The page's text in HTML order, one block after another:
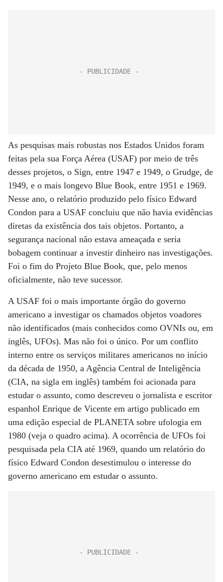
As pesquisas mais robustas nos Estados Unidos foram
feitas pela sua Força Aérea (USAF) por meio de três
desses projetos, o Sign, entre 1947 e 1949, o Grudge, de
1949, e o mais longevo Blue Book, entre 1951 e 1969.
Nesse ano, o relatório produzido pelo físico Edward
Condon para a USAF concluiu que não havia evidências
diretas da existência dos tais objetos. Portanto, a
segurança nacional não estava ameaçada e seria
bobagem continuar a investir dinheiro nas investigações.
Foi o fim do Projeto Blue Book, que, pelo menos
oficialmente, não teve sucessor.
A USAF foi o mais importante órgão do governo
americano a investigar os chamados objetos voa­dores
não identificados (mais conhecidos como OVNIs ou, em
inglês, UFOs). Mas não foi o único. Por um conflito
interno entre os serviços militares americanos no início
da década de 1950, a Agência Central de Inteligência
(CIA, na sigla em inglês) também foi acionada para
estudar o assunto, como descreveu o jornalista e escritor
espanhol Enrique de Vicente em artigo publicado em
uma edição especial de PLANETA sobre ufologia em
1980 (veja o quadro acima). A ocorrência de UFOs foi
pesquisada pela CIA até 1969, quando um relatório do
físico Edward Condon desestimulou o interesse do
governo americano em estudar o assunto.